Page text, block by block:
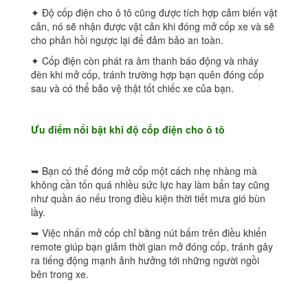
✦ Độ cốp điện cho ô tô cũng được tích hợp cảm biến vật
cản, nó sẽ nhận được vật cản khi đóng mở cốp xe và sẽ
cho phản hồi ngược lại để đảm bảo an toàn.
✦ Cốp điện còn phát ra âm thanh báo động và nháy
đèn khi mở cốp, tránh trường hợp bạn quên đóng cốp
sau và có thể bảo vệ thật tốt chiếc xe của bạn.
Ưu điểm nổi bật khi độ cốp điện cho ô tô
➥ Bạn có thể đóng mở cốp một cách nhẹ nhàng mà
không cần tốn quá nhiều sức lực hay làm bẩn tay cũng
như quần áo nếu trong điều kiện thời tiết mưa gió bùn
lầy.
➥ Việc nhấn mở cốp chỉ bằng nút bấm trên điều khiển
remote giúp bạn giảm thời gian mở đóng cốp, tránh gây
ra tiếng động mạnh ảnh hưởng tới những người ngồi
bên trong xe.